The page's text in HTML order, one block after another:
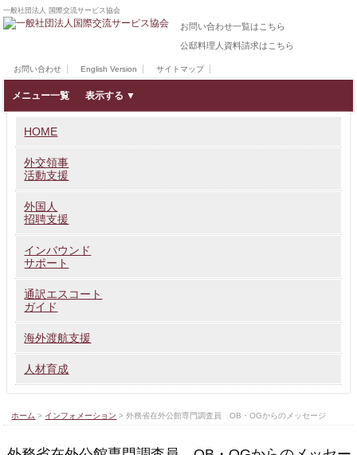
一般社団法人 国際交流サービス協会
お問い合わせ一覧はこちら
公邸料理人資料請求はこちら
お問い合わせ English Version サイトマップ
メニュー一覧
HOME
外交領事
活動支援
外国人
招聘支援
インバウンド
サポート
通訳エスコート
ガイド
海外渡航支援
人材育成
ホーム > インフォメーション >外務省在外公館専門調査員 OB・OGからのメッセージ